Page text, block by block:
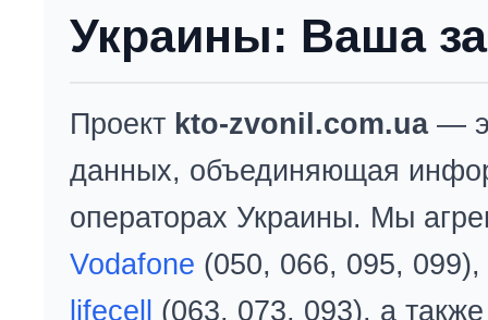
Украины: Ваша
Проект kto-zvonil.com.ua—
данных, объединяющая
операторах Украины. Мы
Vodafone (050, 066, 095, 099),
lifecell
(063, 073, 093), а